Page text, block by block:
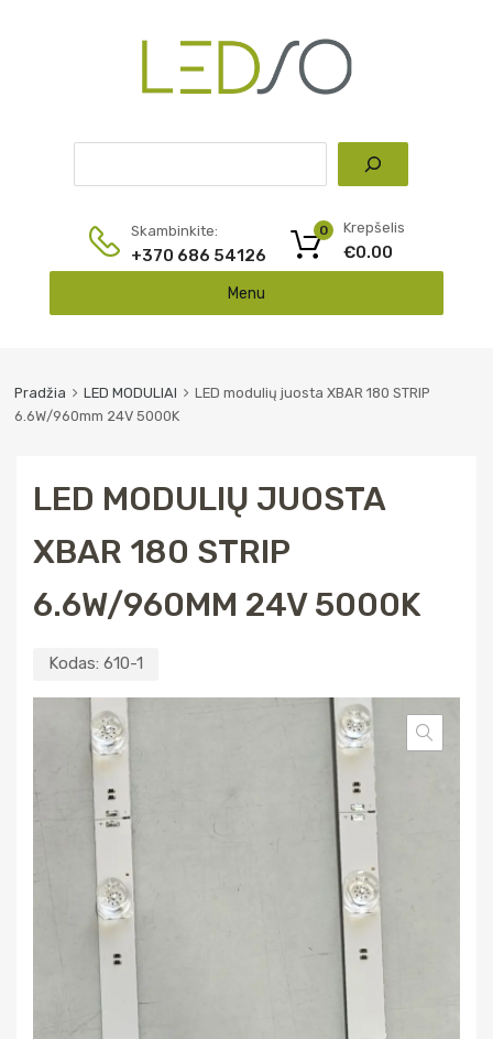
Skambinkite:
+370 686 54126
Krepšelis
€0.00
0
Menu
Pradžia LED MODULIAI
LED modulių juosta XBAR 180 STRIP
6.6W/960mm 24V 5000K
LED MODULIŲ JUOSTA
XBAR 180 STRIP
6.6W/960MM 24V 5000K
Kodas: 610-1